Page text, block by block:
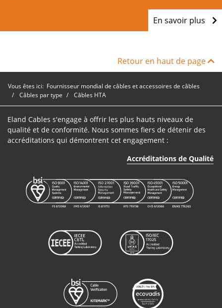
En savoir plus
Retour en haut de page
Vous êtes ici: Fournisseur mondial de câbles et accessoires de câbles
Câbles par type
Câbles HTA
Eland Cables s'engage à offrir les plus hauts niveaux de
qualité et de conformité. Nous sommes fiers de détenir des
accréditations qui démontrent cet engagement :
Accréditations de Qualité